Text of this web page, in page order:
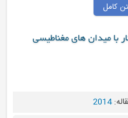
های مغناطیسی